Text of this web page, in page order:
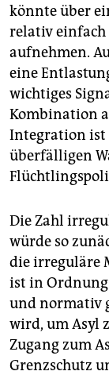
könnte über
relativ einfach
aufnehmen.
eine
wichtiges
Kombination
Integration ist
überfälligen
Die Zahl
würde so
die irreguläre
ist in
und normativ
wird, um Asyl
Zugang zum
Grenzschutz